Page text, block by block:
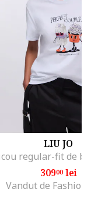
LIU JO
30900lei
Vandut de Fashion